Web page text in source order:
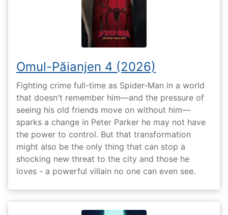
Omul-Păianjen 4 (2026)
Fighting crime full-time as Spider-Man in a world
that doesn't remember him—and the pressure of
seeing his old friends move on without him—
sparks a change in Peter Parker he may not have
the power to control. But that transformation
might also be the only thing that can stop a
shocking new threat to the city and those he
loves - a powerful villain no one can even see.